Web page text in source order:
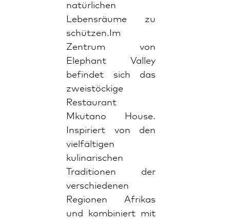
natürlichen
Lebensräume zu
schützen.Im
Zentrum von
Elephant Valley
befindet sich das
zweistöckige
Restaurant
Mkutano House.
Inspiriert von den
vielfältigen
kulinarischen
Traditionen der
verschiedenen
Regionen Afrikas
und kombiniert mit